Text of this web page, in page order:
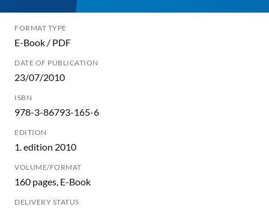
FORMAT TYPE
E-Book / PDF
DATE OF PUBLICATION
23/07/2010
ISBN
978-3-86793-165-6
EDITION
1. edition 2010
VOLUME/FORMAT
160 pages, E-Book
DELIVERY STATUS